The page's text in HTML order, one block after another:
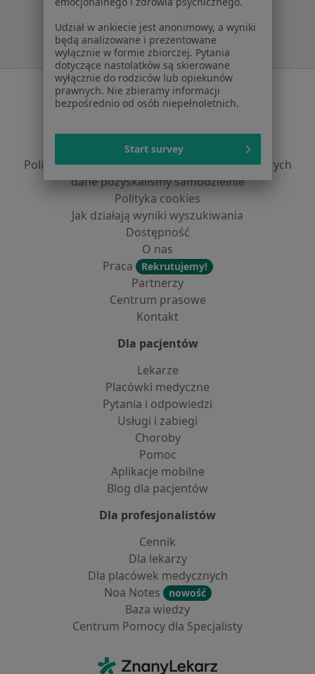
Serwis
Regulamin
Polityka prywatności pacjentów
Polityka prywatności profesjonalistów
Polityka prywatności dla profesjonalistów, których
dane pozyskaliśmy samodzielnie
Polityka cookies
Jak działają wyniki wyszukiwania
Dostępność
O nas
Praca
Rekrutujemy!
Partnerzy
Centrum prasowe
Kontakt
Dla pacjentów
Lekarze
Placówki medyczne
Pytania i odpowiedzi
Usługi i zabiegi
Choroby
Pomoc
Aplikacje mobilne
Blog dla pacjentów
Dla profesjonalistów
Cennik
Dla lekarzy
Dla placówek medycznych
Noa Notes
nowość
Baza wiedzy
Centrum Pomocy dla Specjalisty
ZnanyLekarz - Strona główna
Udział w ankiecie jest anonimowy, a wyniki
będą analizowane i prezentowane
wyłącznie w formie zbiorczej. Pytania
dotyczące nastolatków są skierowane
wyłącznie do rodziców lub opiekunów
prawnych. Nie zbieramy informacji
bezpośrednio od osób niepełnoletnich.
Start survey